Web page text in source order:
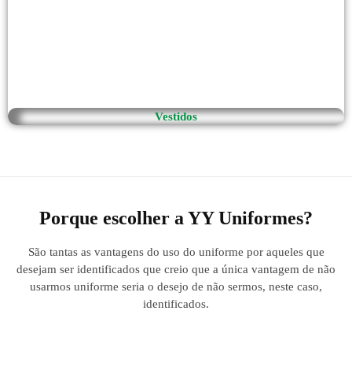
Vestidos
Porque escolher a YY Uniformes?
São tantas as vantagens do uso do uniforme por aqueles que
desejam ser identificados que creio que a única vantagem de não
usarmos uniforme seria o desejo de não sermos, neste caso,
identificados.